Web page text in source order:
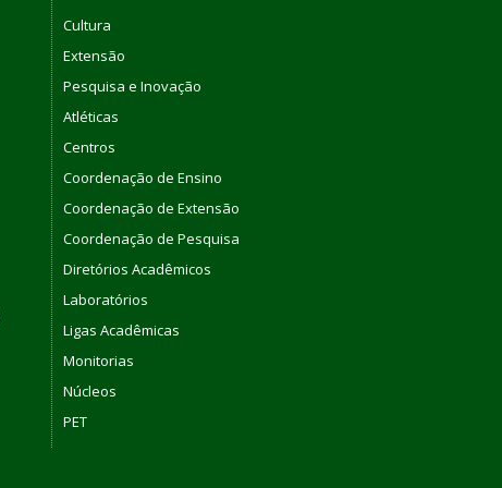
Cultura
Extensão
Pesquisa e Inovação
Atléticas
Centros
Coordenação de Ensino
Coordenação de Extensão
Coordenação de Pesquisa
Diretórios Acadêmicos
Laboratórios
Ligas Acadêmicas
Monitorias
Núcleos
PET